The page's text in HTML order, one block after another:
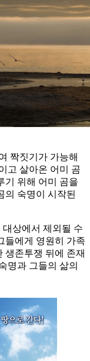
짝짓기가 가능해
고 살아온 어미 곰
기 위해 어미 곰을
의 숙명이 시작된
상에서 제외될 수
들에게 영원히 가족
생존투쟁 뒤에 존재
명과 그들의 삶의